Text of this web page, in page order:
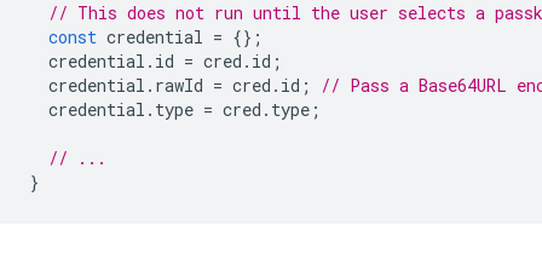
// This does not run until the user selects a
const credential = {};
credential . id = cred . id ;
credential . rawId = cred . id ;
// Pass a Base64URL
credential . type = cred . type ;
// ...
}